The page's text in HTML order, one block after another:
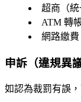
超商（
ATM 轉
網路繳費
申訴（違規異議
如認為裁罰有誤